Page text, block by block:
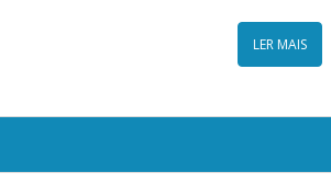
LER MAIS